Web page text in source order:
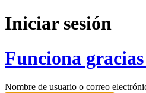
Iniciar sesión
Funciona
Nombre de usuario o correo